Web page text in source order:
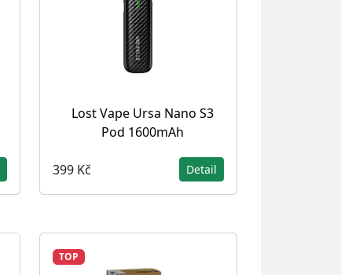
Lost Vape Ursa Nano S3
Pod 1600mAh
399 Kč Detail
TOP